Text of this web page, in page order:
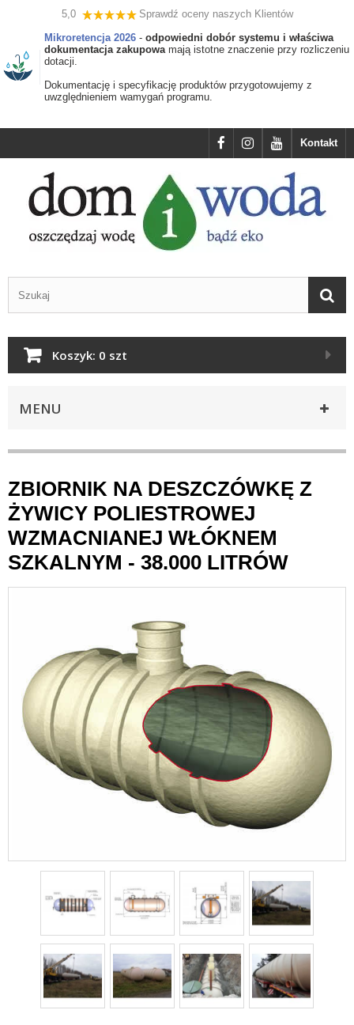
5,0
Sprawdź oceny naszych Klientów
Mikroretencja 2026 - odpowiedni dobór systemu i właściwa
dokumentacja zakupowamają istotne znaczenie przy rozliczeniu
dotacji.
Dokumentację i specyfikację produktów przygotowujemy z
uwzględnieniem wamygań programu.
Kontakt
Koszyk: 0 szt
MENU
ZBIORNIK NA DESZCZÓWKĘ Z
ŻYWICY POLIESTROWEJ
WZMACNIANEJ WŁÓKNEM
SZKALNYM - 38.000 LITRÓW